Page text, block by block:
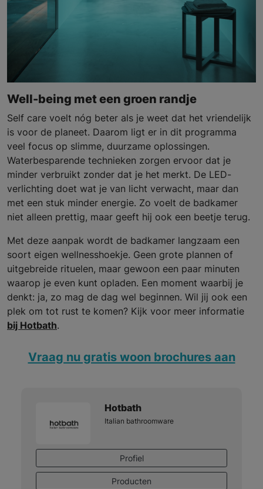
Well-being met een groen randje
Self care voelt nóg beter als je weet dat het vriendelijk
is voor de planeet. Daarom ligt er in dit programma
veel focus op slimme, duurzame oplossingen.
Waterbesparende technieken zorgen ervoor dat je
minder verbruikt zonder dat je het merkt. De LED-
verlichting doet wat je van licht verwacht, maar dan
met een stuk minder energie. Zo voelt de badkamer
niet alleen prettig, maar geeft hij ook een beetje terug.
Met deze aanpak wordt de badkamer langzaam een
soort eigen wellnesshoekje. Geen grote plannen of
uitgebreide rituelen, maar gewoon een paar minuten
waarop je even kunt opladen. Een moment waarbij je
denkt: ja, zo mag de dag wel beginnen. Wil jij ook een
plek om tot rust te komen? Kijk voor meer informatie
bij Hotbath.
Vraag nu gratis woon brochures aan
Hotbath
Italian bathroomware
Profiel
Producten